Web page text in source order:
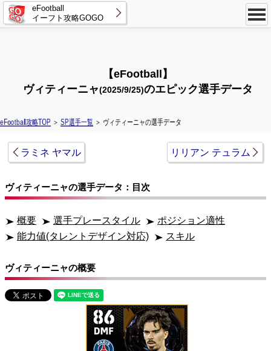
eFootball
イーフト攻略GOGO
【eFootball】
ヴィティーニャ(2025/9/25)のエピック選手データ
eFootball攻略TOP ＞ SP選手一覧 ＞ ヴィティーニャの選手データ
ラミネ ヤマル リリアン テュラム
ヴィティーニャの選手データ：目次
概要 選手プレースタイル
ポジション適性
能力値(タレントデザイン対応)
スキル
ヴィティーニャの概要